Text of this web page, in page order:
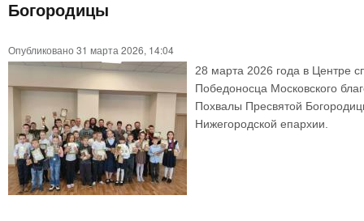
Богородицы
Опубликовано 31 марта 2026, 14:04
28 марта 2026 года в Центре
Победоносца Московского
Похвалы Пресвятой
Нижегородской епархии.